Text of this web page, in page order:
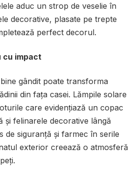
aduc un strop de veselie în
decorative, plasate pe trepte
perfect decorul.
cu impact
gândit poate transforma
din fața casei. Lămpile solare
care evidențiază un copac
și felinarele decorative lângă
de siguranță și farmec în serile
exterior creează o atmosferă